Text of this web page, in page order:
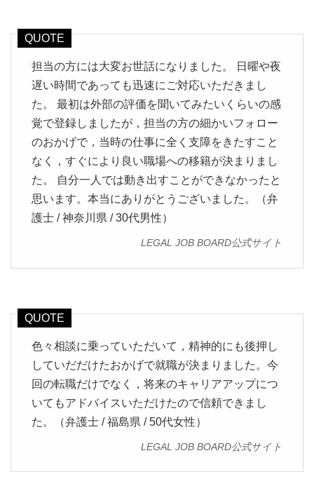
担当の方には大変お世話になりました。 日曜や夜
遅い時間であっても迅速にご対応いただきまし
た。 最初は外部の評価を聞いてみたいくらいの感
覚で登録しましたが，担当の方の細かいフォロー
のおかげで，当時の仕事に全く支障をきたすこと
なく，すぐにより良い職場への移籍が決まりまし
た。 自分一人では動き出すことができなかったと
思います。本当にありがとうございました。（弁
護士 / 神奈川県 / 30代男性）
LEGAL JOB BOARD公式サイト
色々相談に乗っていただいて，精神的にも後押し
していだだけたおかげで就職が決まりました。今
回の転職だけでなく，将来のキャリアアップにつ
いてもアドバイスいただけたので信頼できまし
た。（弁護士 / 福島県 / 50代女性）
LEGAL JOB BOARD公式サイト